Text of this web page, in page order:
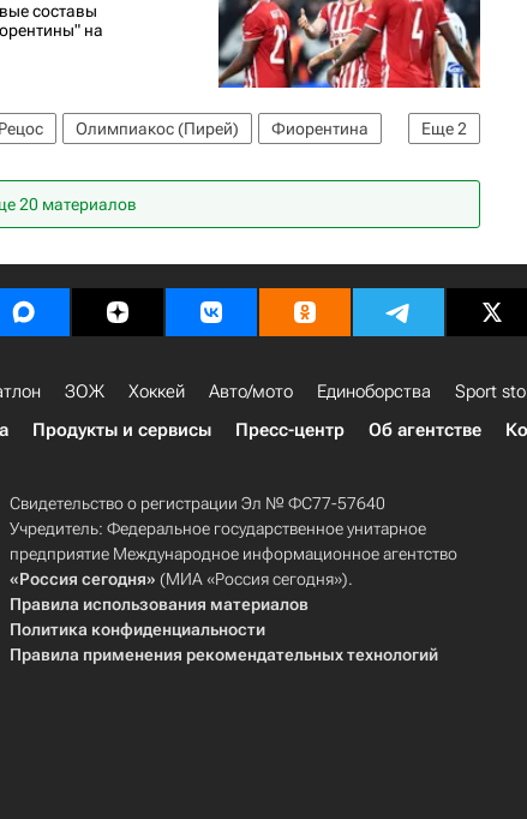
составы
на
Еще2
Олимпиакос (Пирей)
Фиорентина
20 материалов
ЗОЖ Хоккей Авто/мото Единоборства
Sport
Продукты и сервисы Пресс-центр Об агентстве
Свидетельство о регистрации Эл № ФС77-57640
Учредитель: Федеральное государственное унитарное
предприятие Международное информационное агентство
«Россия сегодня» (МИА «Россия сегодня»).
Правила использования материалов
Политика конфиденциальности
Правила применения рекомендательных технологий